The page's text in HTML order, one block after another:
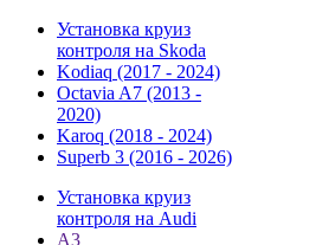
Установка круиз
контроля на Skoda
Kodiaq (2017 - 2024)
Octavia A7 (2013 -
2020)
Karoq (2018 - 2024)
Superb 3 (2016 - 2026)
Установка круиз
контроля на Audi
A3